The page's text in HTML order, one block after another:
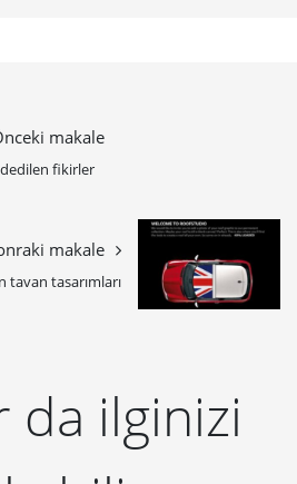
makale
fikirler
makale
tavan tasarımları
da ilginizi